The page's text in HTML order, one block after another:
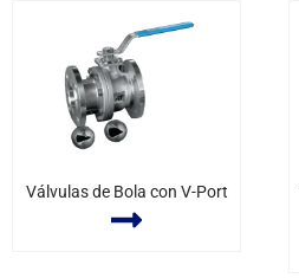
Válvulas de Bola con V-Port